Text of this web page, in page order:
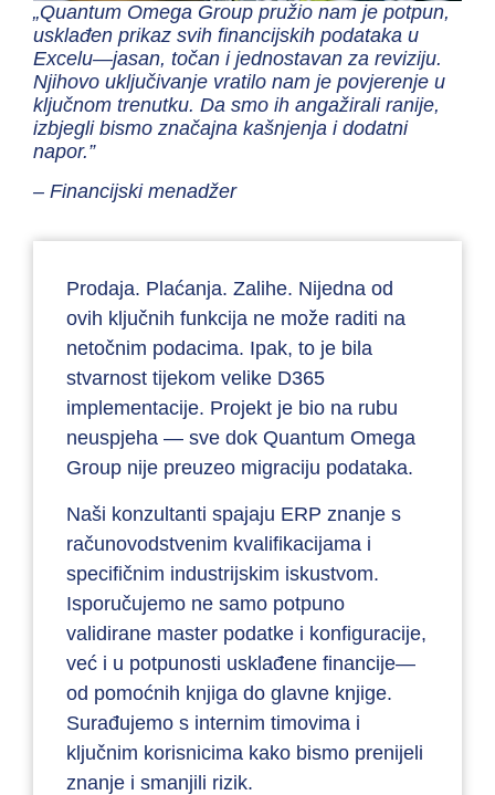
Prodaja. Plaćanja. Zalihe. Nijedna od
ovih ključnih funkcija ne može raditi na
netočnim podacima. Ipak, to je bila
stvarnost tijekom velike D365
implementacije. Projekt je bio na rubu
neuspjeha — sve dok Quantum Omega
Group nije preuzeo migraciju podataka.
Naši konzultanti spajaju ERP znanje s
računovodstvenim kvalifikacijama i
specifičnim industrijskim iskustvom.
Isporučujemo ne samo potpuno
validirane master podatke i konfiguracije,
već i u potpunosti usklađene financije—
od pomoćnih knjiga do glavne knjige.
Surađujemo s internim timovima i
ključnim korisnicima kako bismo prenijeli
znanje i smanjili rizik.
„Quantum Omega Group pružio nam je potpun,
usklađen prikaz svih financijskih podataka u
Excelu—jasan, točan i jednostavan za reviziju.
Njihovo uključivanje vratilo nam je povjerenje u
ključnom trenutku. Da smo ih angažirali ranije,
izbjegli bismo značajna kašnjenja i dodatni
napor.”
– Financijski menadžer